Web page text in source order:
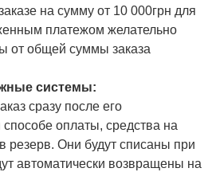
на сумму от 10 000грн для
платежом желательно
от общей суммы заказа
системы:
сразу после его
оплаты, средства на
резерв. Они будут списаны при
автоматически возвращены на